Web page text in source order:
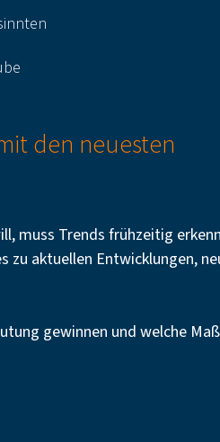
den neuesten
muss Trends frühzeitig
zu aktuellen Entwicklungen,
gewinnen und welche